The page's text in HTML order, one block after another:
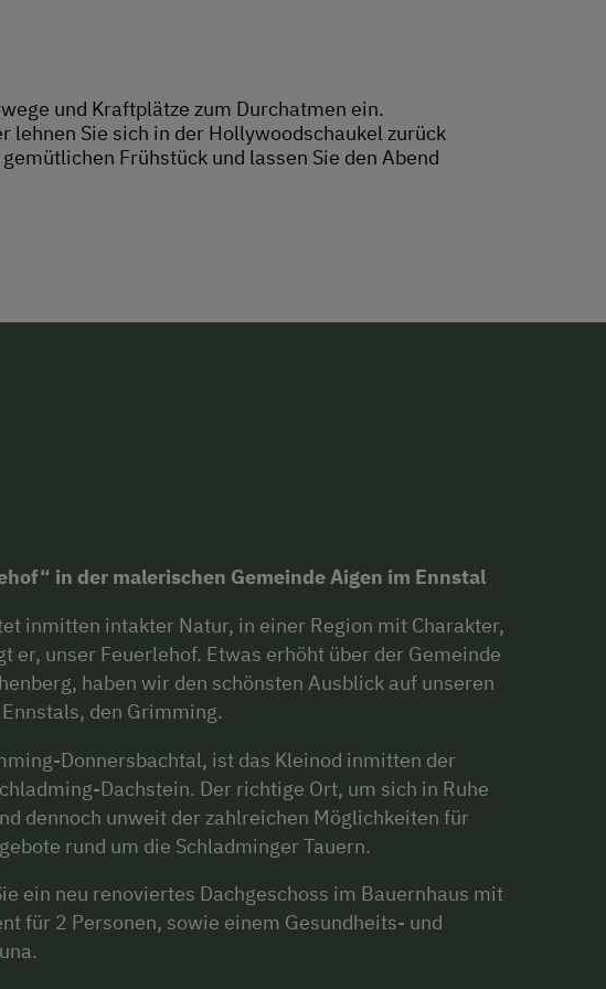
und Kraftplätze zum Durchatmen ein.
lehnen Sie sich in der Hollywoodschaukel zurück
Frühstück und lassen Sie den Abend
in der malerischen Gemeinde Aigen im Ennstal
inmitten intakter Natur, in einer Region mit Charakter,
er, unser Feuerlehof. Etwas erhöht über der Gemeinde
haben wir den schönsten Ausblick auf unseren
den Grimming.
Donnersbachtal, ist das Kleinod inmitten der
Dachstein. Der richtige Ort, um sich in Ruhe
dennoch unweit der zahlreichen Möglichkeiten für
rund um die Schladminger Tauern.
ein neu renoviertes Dachgeschoss im Bauernhaus mit
für 2 Personen, sowie einem Gesundheits- und